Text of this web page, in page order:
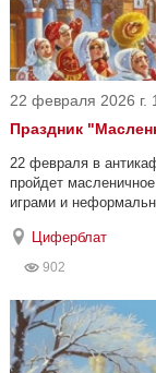
22 февраля 2026 г.
Праздник
22 февраля в
пройдет
играми и
Циферблат
902